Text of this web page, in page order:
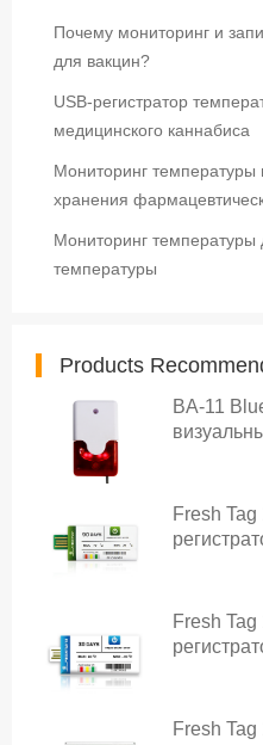
Почему мониторинг и
для вакцин?
USB-регистратор
медицинского каннабиса
Мониторинг
хранения
Мониторинг температуры
температуры
Products
BA-11
Fresh
Fresh
Fresh